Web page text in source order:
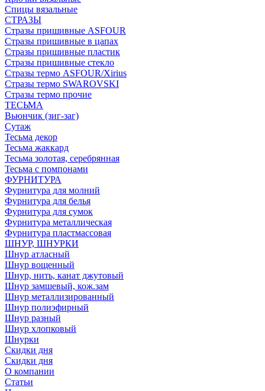
Спицы вязальные
СТРАЗЫ
Стразы пришивные ASFOUR
Стразы пришивные в цапах
Стразы пришивные пластик
Стразы пришивные стекло
Стразы термо ASFOUR/Xirius
Стразы термо SWAROVSKI
Стразы термо прочие
ТЕСЬМА
Вьюнчик (зиг-заг)
Сутаж
Тесьма декор
Тесьма жаккард
Тесьма золотая, серебрянная
Тесьма с помпонами
ФУРНИТУРА
Фурнитура для молний
Фурнитура для белья
Фурнитура для сумок
Фурнитура металлическая
Фурнитура пластмассовая
ШНУР, ШНУРКИ
Шнур атласный
Шнур вощенный
Шнур, нить, канат джутовый
Шнур замшевый, кож.зам
Шнур металлизированный
Шнур полиэфирный
Шнур разный
Шнур хлопковый
Шнурки
Скидки дня
Скидки дня
О компании
Статьи